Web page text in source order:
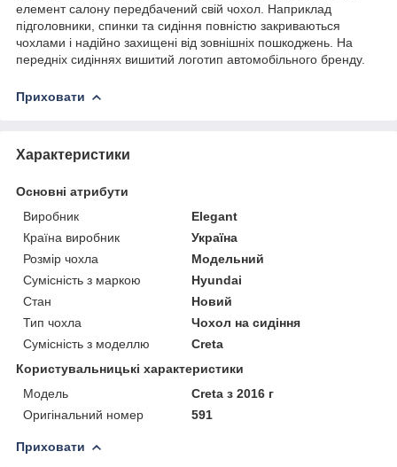
елемент салону передбачений свій чохол. Наприклад
підголовники, спинки та сидіння повністю закриваються
чохлами і надійно захищені від зовнішніх пошкоджень. На
передніх сидіннях вишитий логотип автомобільного бренду.
Приховати
Характеристики
Основні атрибути
Виробник
Elegant
Країна виробник
Україна
Розмір чохла
Модельний
Сумісність з маркою
Hyundai
Стан
Новий
Тип чохла
Чохол на сидіння
Сумісність з моделлю
Creta
Користувальницькі характеристики
Мoдель
Creta з 2016 г
Оригінальний номер
591
Приховати